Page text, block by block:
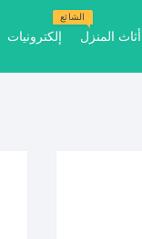
أثاث المنزل
الشائع
إلكترونيات